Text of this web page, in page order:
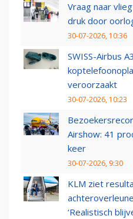
Vraag naar
druk door
30-07-2026, 10:36
SWISS-Airbus
veroorzaakt
30-07-2026, 10:23
Airshow: 41
keer
30-07-2026, 9:30
KLM ziet
‘Realistisch